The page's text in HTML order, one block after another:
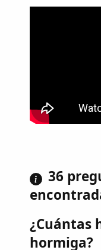
36
¿Cuántas
hormiga?